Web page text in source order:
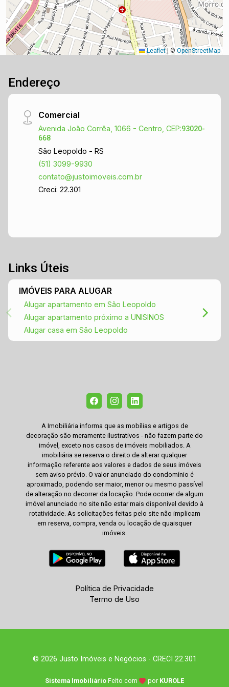
Leaflet © OpenStreetMap
Endereço
Comercial
Avenida João Corrêa, 1066 - Centro, CEP:93020-
668
São Leopoldo - RS
(51) 3099-9930
contato@justoimoveis.com.br
Creci: 22.301
Links Úteis
IMÓVEIS PARA ALUGAR
Alugar apartamento em São Leopoldo
Alugar apartamento próximo a UNISINOS
Alugar casa em São Leopoldo
A Imobiliária informa que as mobílias e artigos de
decoração são meramente ilustrativos - não fazem parte do
imóvel, exceto nos casos de imóveis mobiliados. A
imobiliária se reserva o direito de alterar qualquer
informação referente aos valores e dados de seus imóveis
sem aviso prévio. O valor anunciado do condomínio é
aproximado, podendo ser maior, menor ou mesmo passível
de alteração no decorrer da locação. Pode ocorrer de algum
imóvel anunciado no site não estar mais disponível devido à
rotatividade. As solicitações feitas pelo site não implicam
em reserva, compra, venda ou locação de quaisquer
imóveis.
Política de Privacidade
Termo de Uso
© 2026 Justo Imóveis e Negócios - CRECI 22.301
Sistema Imobiliário Feito com por KUROLE